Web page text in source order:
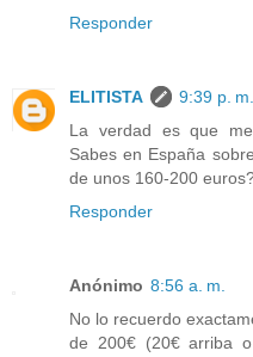
Responder
ELITISTA
9:39 p. m.
La verdad es que
Sabes en España
de unos 160-200
Responder
Anónimo 8:56 a. m.
No lo recuerdo
de 200€ (20€ arriba